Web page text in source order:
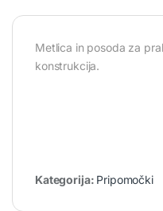
Metlica in posoda za
konstrukcija.
Kategorija: Pripomočki